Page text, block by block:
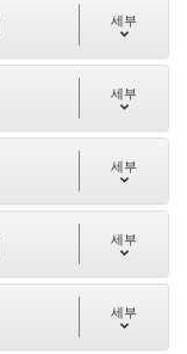
세부
세부
세부
세부
세부